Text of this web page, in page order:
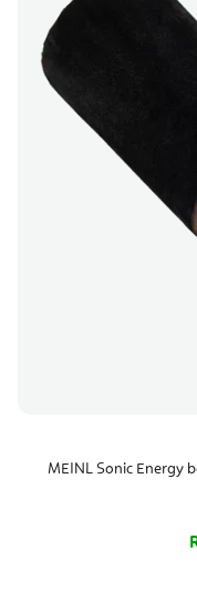
MEINL Sonic Energy